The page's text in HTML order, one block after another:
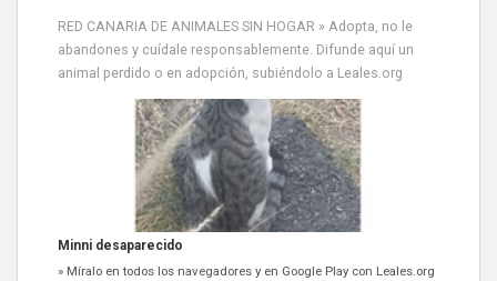
RED CANARIA DE ANIMALES SIN HOGAR » Adopta, no le
abandones y cuídale responsablemente. Difunde aquí un
animal perdido o en adopción, subiéndolo a Leales.org
Minni desaparecido
» Míralo en todos los navegadores y en Google Play con Leales.org